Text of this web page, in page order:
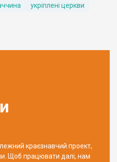
укріплені церкви
краєзнавчий проект,
Щоб працювати далі, нам